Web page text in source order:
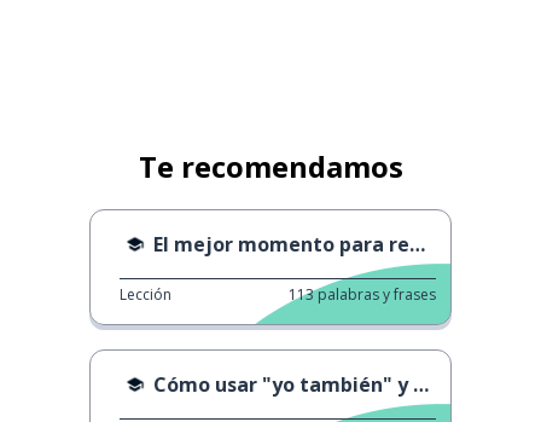
Te recomendamos
El mejor momento para repasar
Lección 113palabras y frases
Cómo usar "yo también" y "yo tampoco"